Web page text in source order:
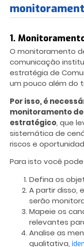
1.
O monitoramento
comunicação
estratégia de
um pouco além do
Por isso, é
monitoramento
estratégico, que
sistemática de
riscos e
Para isto você
Defina os
A partir disso,
serão
Mapeie os
relevantes
Analise as
qualitativa,